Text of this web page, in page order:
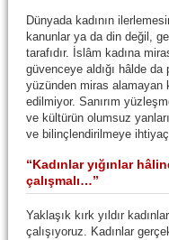
Dünyada kadının
kanunlar ya da din değil,
tarafıdır. İslâm kadına
güvenceye aldığı hâlde
yüzünden miras alamayan
edilmiyor. Sanırım
ve kültürün olumsuz
ve bilinçlendirilmeye ihtiyaç
“Kadınlar yığınlar
çalışmalı…”
Yaklaşık kırk yıldır
çalışıyoruz. Kadınlar